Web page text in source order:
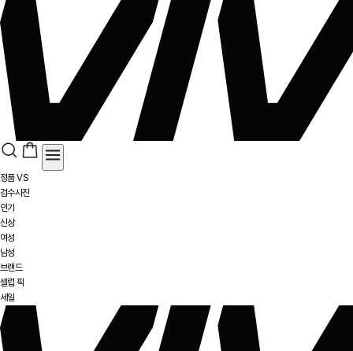
정품 VS
검수사진
인기
신상
여성
남성
브랜드
셀럽 픽
세일